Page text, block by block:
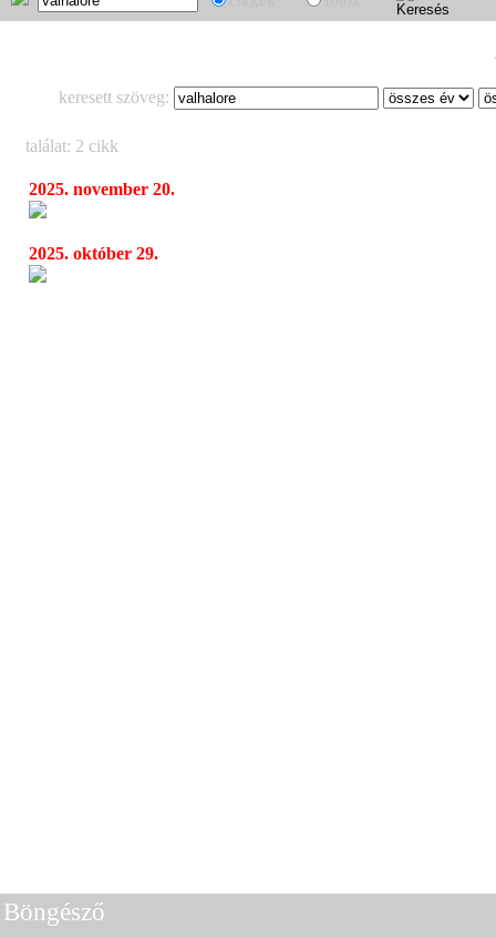
keresett szöveg:
találat: 2 cikk
2025. november 20.
2025. október 29.
Böngésző